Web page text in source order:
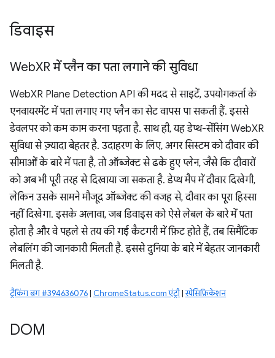
डिवाइस
WebXR में प्लैन का पता लगाने की सुविधा
WebXR Plane Detection API की मदद से साइटें, उपयोगकर्ता के
एनवायरमेंट में पता लगाए गए प्लैन का सेट वापस पा सकती हैं. इससे
डेवलपर को कम काम करना पड़ता है. साथ ही, यह डेप्थ-सेंसिंग WebXR
सुविधा से ज़्यादा बेहतर है. उदाहरण के लिए, अगर सिस्टम को दीवार की
सीमाओं के बारे में पता है, तो ऑब्जेक्ट से ढके हुए प्लेन, जैसे कि दीवारों
को अब भी पूरी तरह से दिखाया जा सकता है. डेप्थ मैप में दीवार दिखेगी,
लेकिन उसके सामने मौजूद ऑब्जेक्ट की वजह से, दीवार का पूरा हिस्सा
नहीं दिखेगा. इसके अलावा, जब डिवाइस को ऐसे लेबल के बारे में पता
होता है और वे पहले से तय की गई कैटगरी में फ़िट होते हैं, तब सिमैंटिक
लेबलिंग की जानकारी मिलती है. इससे दुनिया के बारे में बेहतर जानकारी
मिलती है.
ट्रैकिंग बग #394636076| ChromeStatus.com एंट्री|स्पेसिफ़िकेशन
DOM